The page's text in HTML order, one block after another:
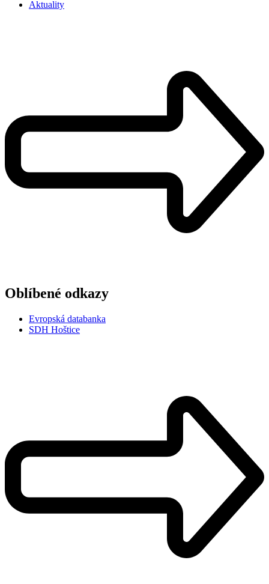
Aktuality
Oblíbené odkazy
Evropská databanka
SDH Hoštice